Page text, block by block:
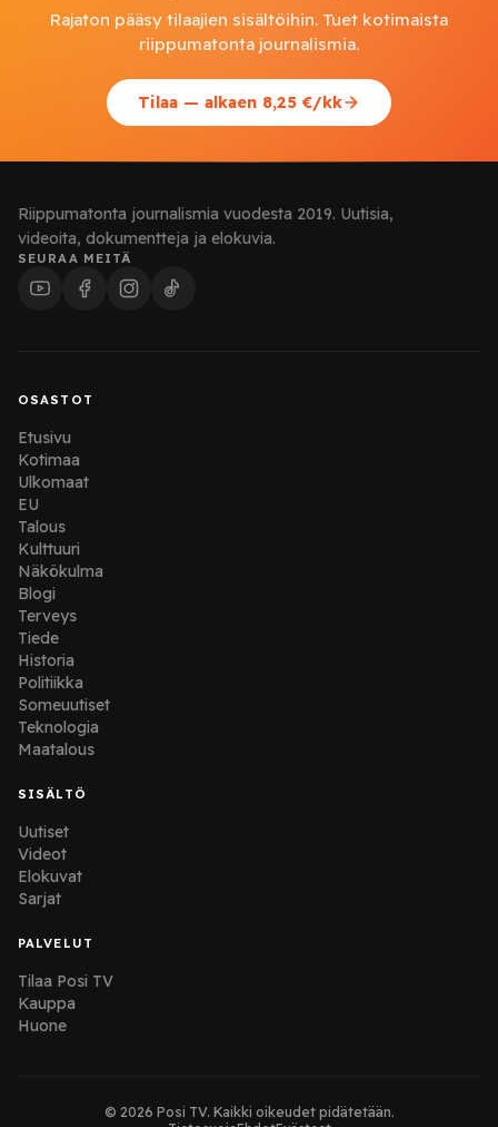
Rajaton pääsy tilaajien sisältöihin. Tuet kotimaista
riippumatonta journalismia.
Tilaa — alkaen 8,25 €/kk
Riippumatonta journalismia vuodesta 2019. Uutisia,
videoita, dokumentteja ja elokuvia.
SEURAA MEITÄ
OSASTOT
Etusivu
Kotimaa
Ulkomaat
EU
Talous
Kulttuuri
Näkökulma
Blogi
Terveys
Tiede
Historia
Politiikka
Someuutiset
Teknologia
Maatalous
SISÄLTÖ
Uutiset
Videot
Elokuvat
Sarjat
PALVELUT
Tilaa Posi TV
Kauppa
Huone
© 2026 Posi TV. Kaikki oikeudet pidätetään.